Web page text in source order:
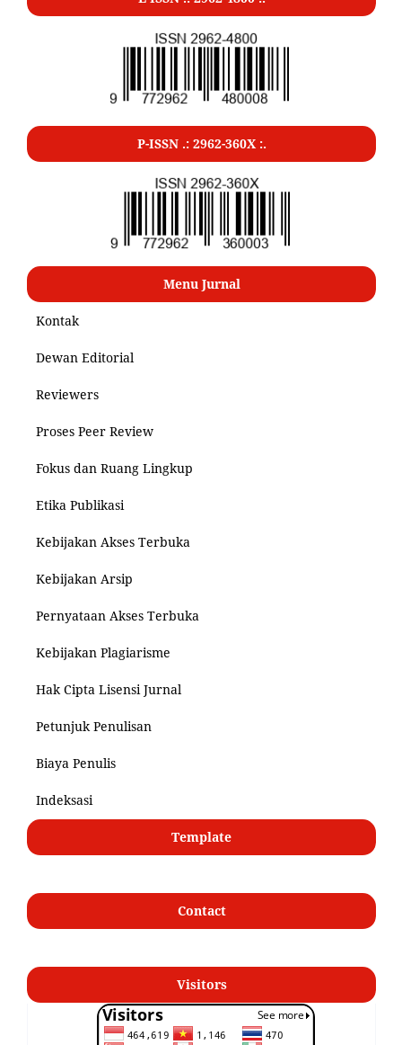
P-ISSN .: 2962-360X :.
Menu Jurnal
Kontak
Dewan Editorial
Reviewers
Proses Peer Review
Fokus dan Ruang Lingkup
Etika Publikasi
Kebijakan Akses Terbuka
Kebijakan Arsip
Pernyataan Akses Terbuka
Kebijakan Plagiarisme
Hak Cipta Lisensi Jurnal
Petunjuk Penulisan
Biaya Penulis
Indeksasi
Template
Contact
Visitors